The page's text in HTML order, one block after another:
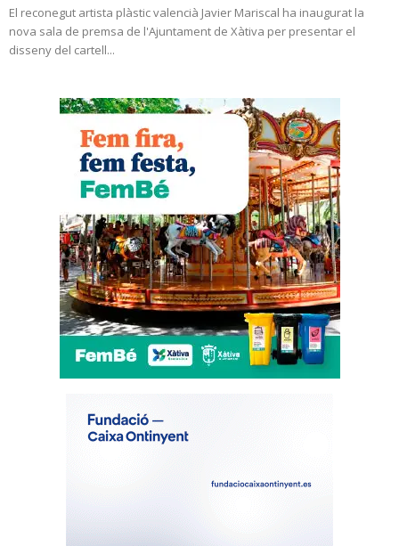
El reconegut artista plàstic valencià Javier Mariscal ha inaugurat la
nova sala de premsa de l'Ajuntament de Xàtiva per presentar el
disseny del cartell...